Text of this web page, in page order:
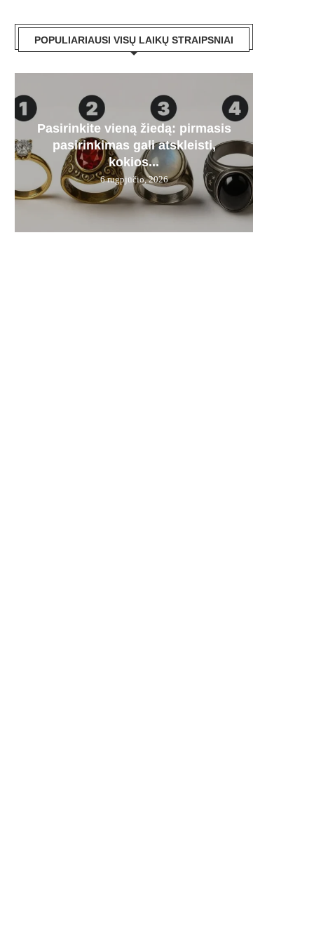
POPULIARIAUSI VISŲ LAIKŲ STRAIPSNIAI
Pasirinkite vieną žiedą: pirmasis
pasirinkimas gali atskleisti,
kokios...
6 rugpjūčio, 2026